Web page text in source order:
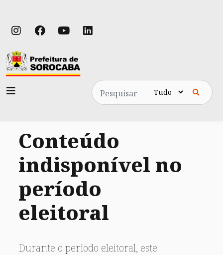
Pesquisa
Conteúdo
indisponível no
período
eleitoral
Durante o período eleitoral, este